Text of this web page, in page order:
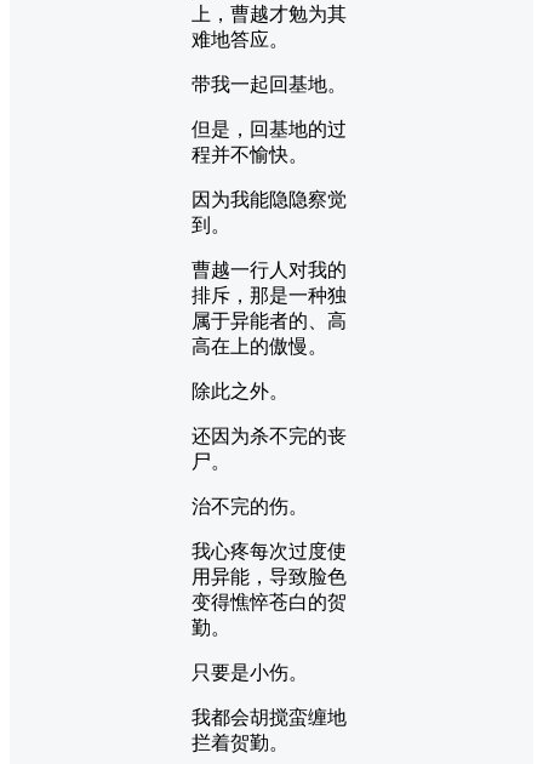
上，曹越才勉为其
难地答应。
带我一起回基地。
但是，回基地的过
程并不愉快。
因为我能隐隐察觉
到。
曹越一行人对我的
排斥，那是一种独
属于异能者的、高
高在上的傲慢。
除此之外。
还因为杀不完的丧
尸。
治不完的伤。
我心疼每次过度使
用异能，导致脸色
变得憔悴苍白的贺
勤。
只要是小伤。
我都会胡搅蛮缠地
拦着贺勤。